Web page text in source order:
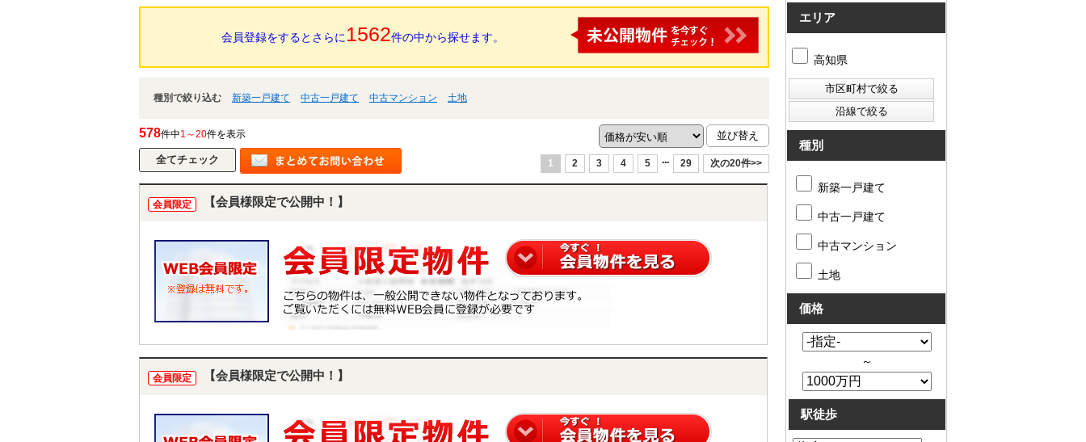
会員登録をするとさらに 1562件の中から探せます。
種別で絞り込む 新築一戸建て 中古一戸建て 中古マンション 土地
578件中1～20件を表示
1 2 3 4 5 ... 29 次の20件>>
会員限定 【会員様限定で公開中！】
会員限定 【会員様限定で公開中！】
エリア
高知県
種別
新築一戸建て
中古一戸建て
中古マンション
土地
価格
～
駅徒歩